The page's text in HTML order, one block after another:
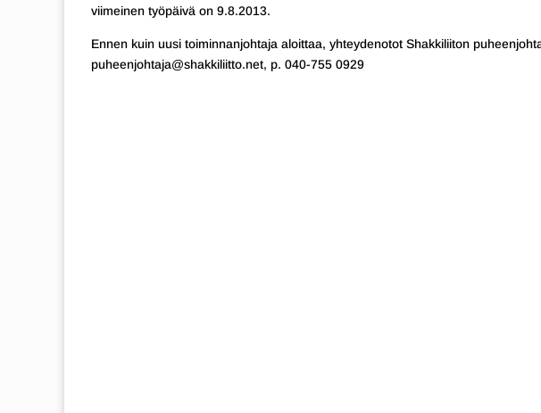
viimeinen työpäivä on 9.8.2013.
Ennen kuin uusi toiminnanjohtaja aloittaa, yhteydenotot Shakkiliiton
puheenjohtaja@shakkiliitto.net, p. 040-755 0929